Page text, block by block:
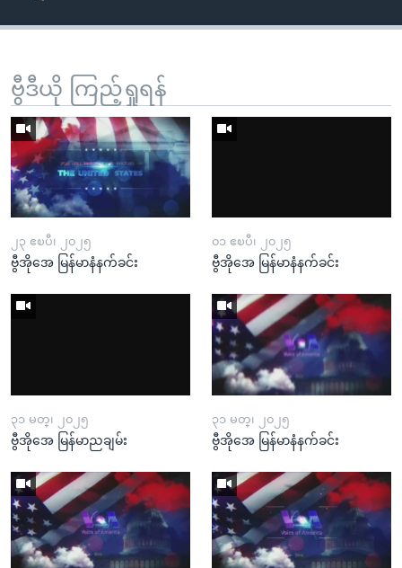
ဗွီဒီယို ကြည့်ရှုရန်
၂၃ ဧၿပီ၊ ၂၀၂၅
ဗွီအိုအေ မြန်မာနံနက်ခင်း
၀၁ ဧၿပီ၊ ၂၀၂၅
ဗွီအိုအေ မြန်မာနံနက်ခင်း
၃၁ မတ္၊ ၂၀၂၅
ဗွီအိုအေ မြန်မာညချမ်း
၃၁ မတ္၊ ၂၀၂၅
ဗွီအိုအေ မြန်မာနံနက်ခင်း